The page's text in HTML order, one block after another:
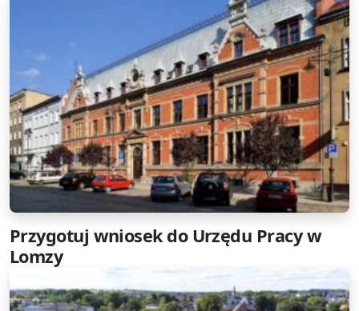
Przygotuj wniosek do Urzędu Pracy w
Lomzy